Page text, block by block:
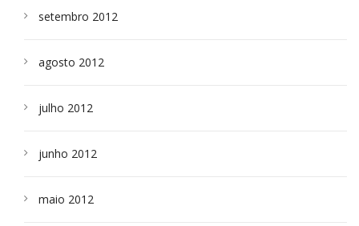
setembro 2012
agosto 2012
julho 2012
junho 2012
maio 2012